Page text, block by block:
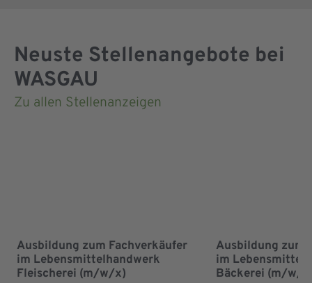
Neuste Stellenangebote bei
WASGAU
Zu allen Stellenanzeigen
Ausbildung zum Fachverkäufer
im Lebensmittelhandwerk
Fleischerei (m/w/x)
Ausbildung zum
im
Bäckerei (m/w/